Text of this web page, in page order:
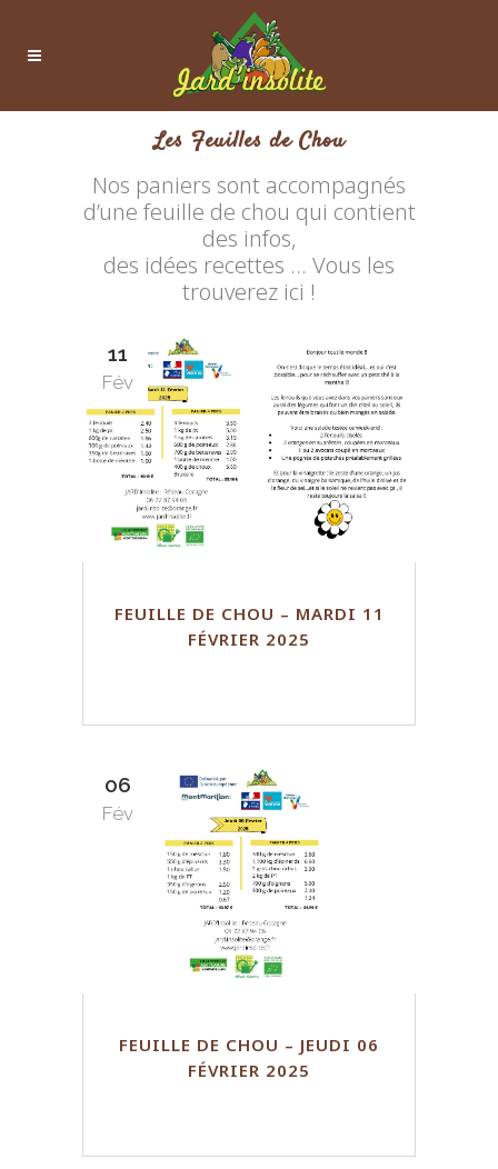
Les Feuilles de Chou
Nos paniers sont accompagnés
d’une feuille de chou qui contient
des infos,
des idées recettes … Vous les
trouverez ici !
11
Fév
FEUILLE DE CHOU – MARDI 11
FÉVRIER 2025
06
Fév
FEUILLE DE CHOU – JEUDI 06
FÉVRIER 2025